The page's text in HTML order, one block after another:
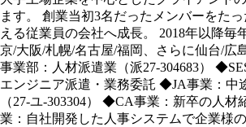
ます。 創業当初3名だったメンバーをたっ
える従業員の会社へ成⻑。 2018年以降毎
京/大阪/札幌/名古屋/福岡、さらに仙台/広
事業部：人材派遣業（派27-304683）
エンジニア派遣・業務委託 ◆JA事業：中
（27-ユ-303304） ◆CA事業：新卒の人
業：自社開発した人事システムで企業様